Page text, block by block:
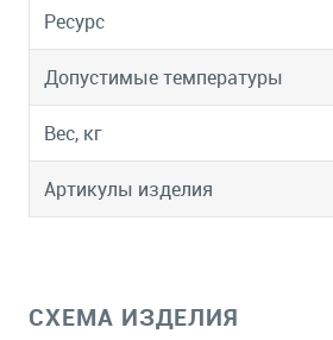
Ресурс
Допустимые температуры
Вес, кг
Артикулы изделия
СХЕМА ИЗДЕЛИЯ